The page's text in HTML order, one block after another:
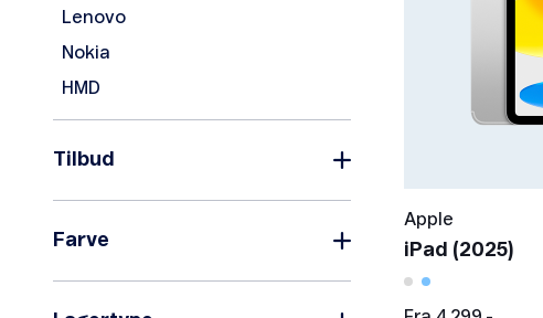
Lenovo
Nokia
HMD
Tilbud
Farve
Apple
iPad (2025)